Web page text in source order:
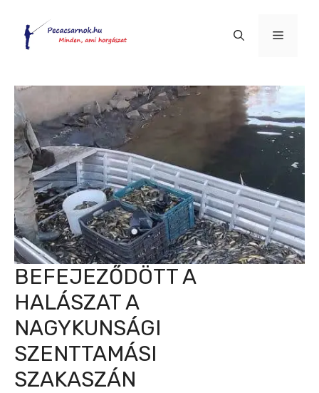
tartalomba
Menü
BEFEJEZŐDÖTT A
HALÁSZAT A
NAGYKUNSÁGI
SZENTTAMÁSI
SZAKASZÁN